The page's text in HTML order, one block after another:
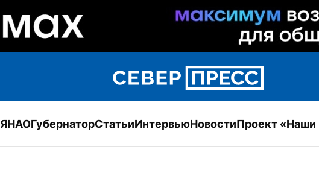
ЯНАОГубернаторСтатьиИнтервьюНовостиПроект «Наши